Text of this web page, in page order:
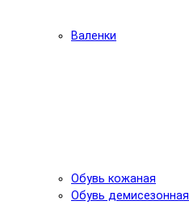
Валенки
Обувь кожаная
Обувь демисезонная